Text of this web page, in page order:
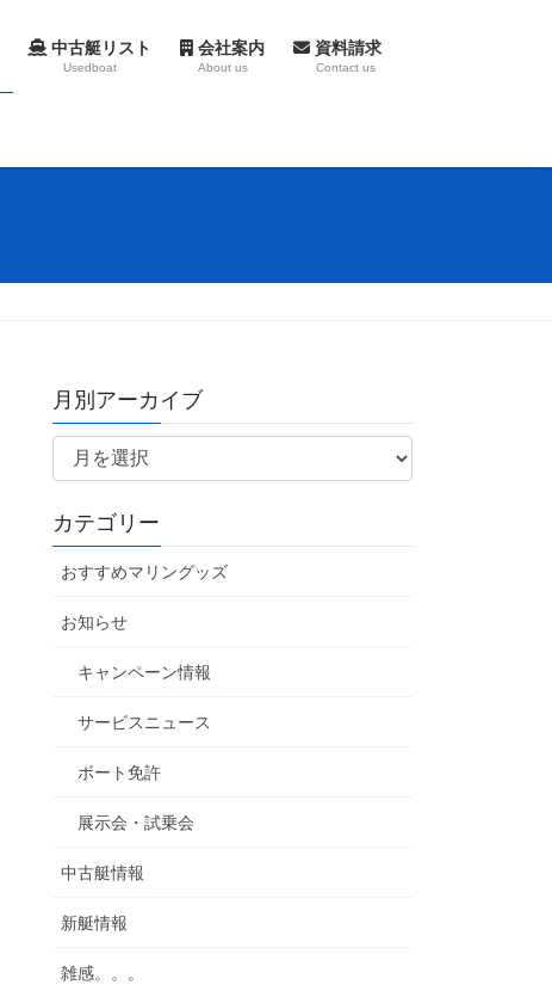
中古艇リスト
Usedboat
会社案内
About us
資料請求
Contact us
月別アーカイブ
月
ー
カ
イ
カテゴリー
おすすめマリングッズ
お知らせ
キャンペーン情報
サービスニュース
ボート免許
展示会・試乗会
中古艇情報
新艇情報
雑感。。。